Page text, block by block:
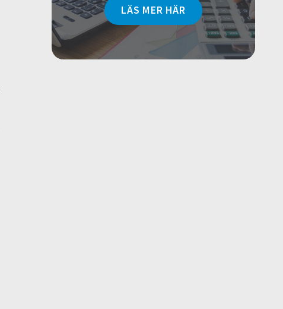
LÄS MER HÄR